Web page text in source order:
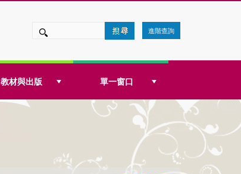
進階查詢
教材與出版 單一窗口